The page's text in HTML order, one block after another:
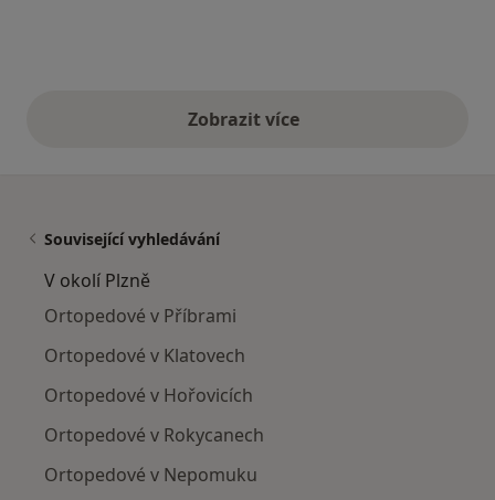
Zobrazit vícevýše uvedené názory
Související vyhledávání
V okolí Plzně
Ortopedové v Příbrami
Ortopedové v Klatovech
Ortopedové v Hořovicích
Ortopedové v Rokycanech
Ortopedové v Nepomuku